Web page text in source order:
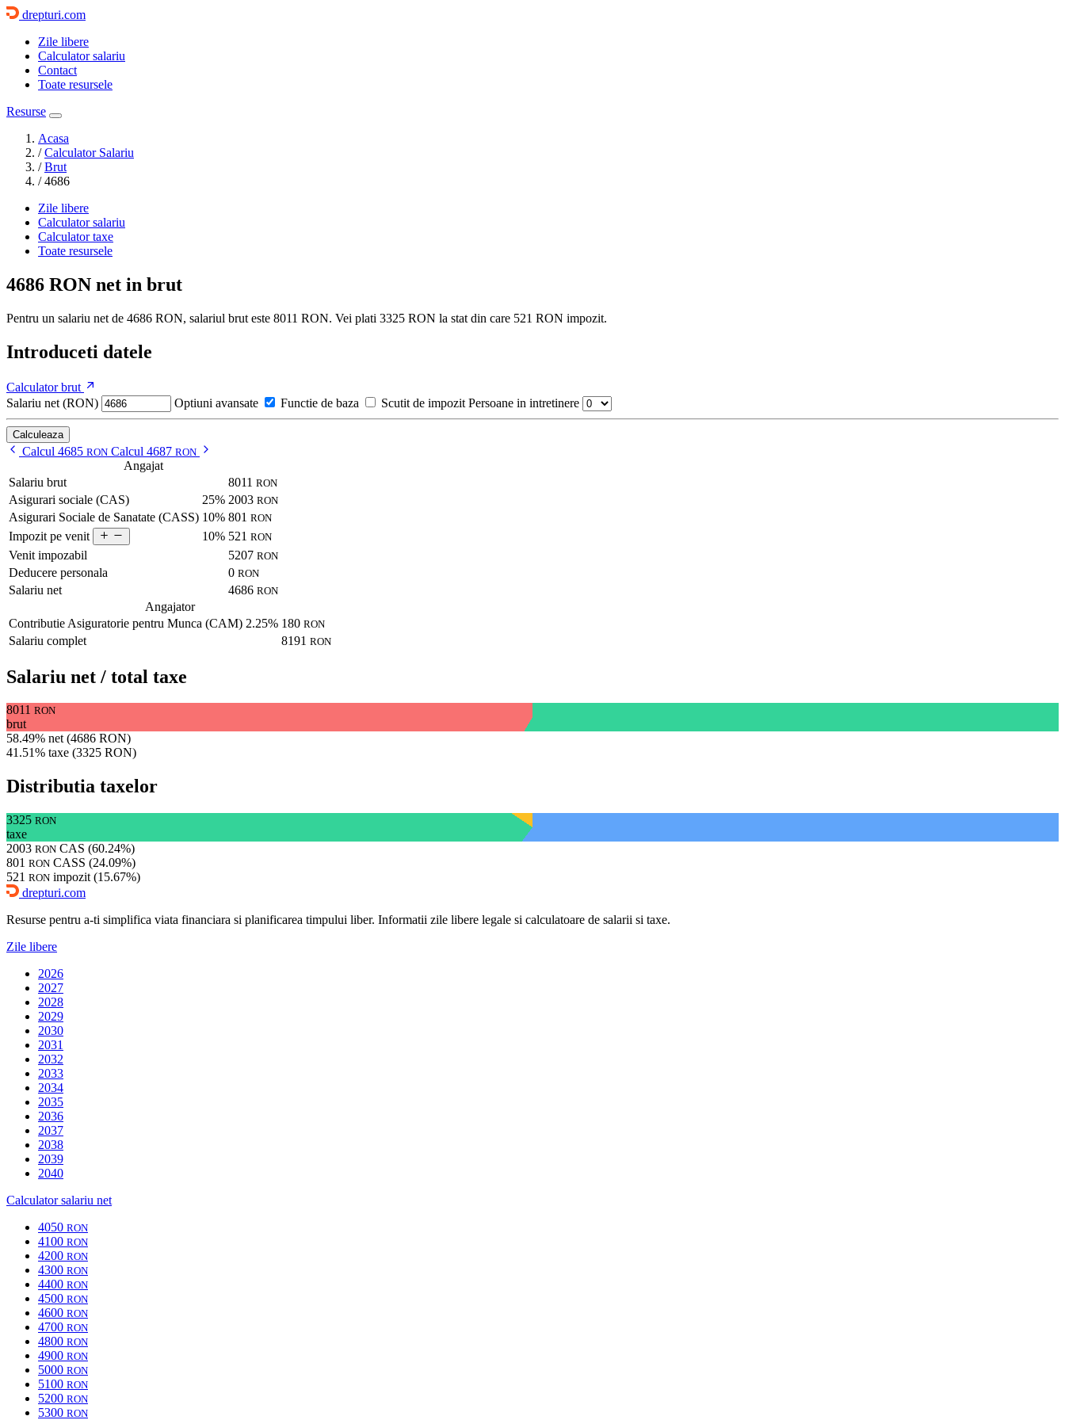
drepturi.com
Zile libere
Calculator salariu
Contact
Toate resursele
Resurse
Acasa
/ Calculator Salariu
/ Brut
/ 4686
Zile libere
Calculator salariu
Calculator taxe
Toate resursele
4686 RON net in brut
Pentru un salariu net de 4686 RON, salariul brut este 8011 RON. Vei plati 3325 RON la stat din care 521 RON impozit.
Introduceti datele
Calculator brut
Salariu net (RON)
Optiuni avansate Functie de baza Scutit de impozit Persoane in intretinere
Calculeaza
Calcul 4685 RON Calcul 4687 RON
Angajat
Salariu brut
8011 RON
Asigurari sociale (CAS) 25% 2003 RON
Asigurari Sociale de Sanatate (CASS) 10% 801 RON
Impozit pe venit 10% 521 RON
Venit impozabil 5207 RON
Deducere personala 0 RON
Salariu net 4686 RON
Angajator
Contributie Asiguratorie pentru Munca (CAM) 2.25% 180 RON
Salariu complet 8191 RON
Salariu net / total taxe
8011 RON
brut
58.49% net (4686 RON)
41.51% taxe (3325 RON)
Distributia taxelor
3325 RON
taxe
2003 RON CAS (60.24%)
801 RON CASS (24.09%)
521 RON impozit (15.67%)
drepturi.com
Resurse pentru a-ti simplifica viata financiara si planificarea timpului liber. Informatii zile libere legale si calculatoare de salarii si taxe.
Zile libere
2026
2027
2028
2029
2030
2031
2032
2033
2034
2035
2036
2037
2038
2039
2040
Calculator salariu net
4050 RON
4100 RON
4200 RON
4300 RON
4400 RON
4500 RON
4600 RON
4700 RON
4800 RON
4900 RON
5000 RON
5100 RON
5200 RON
5300 RON